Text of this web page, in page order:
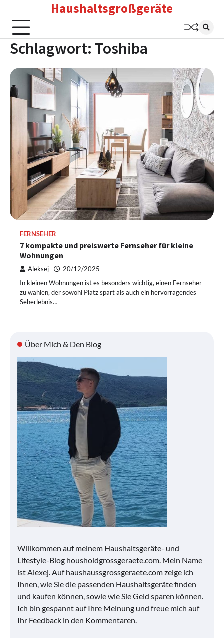
content
Haushaltsgroßgeräte
Schlagwort: Toshiba
FERNSEHER
7 kompakte und preiswerte Fernseher für kleine
Wohnungen
Aleksej 20/12/2025
In kleinen Wohnungen ist es besonders wichtig, einen Fernseher
zu wählen, der sowohl Platz spart als auch ein hervorragendes
Seherlebnis…
Über Mich & Den Blog
Willkommen auf meinem Haushaltsgeräte- und
Lifestyle-Blog housholdgrossgeraete.com. Mein Name
ist Alexej. Auf haushaussgrossgeraete.com zeige ich
Ihnen, wie Sie die passenden Haushaltsgeräte finden
und kaufen können, sowie wie Sie Geld sparen können.
Ich bin gespannt auf Ihre Meinung und freue mich auf
Ihr Feedback in den Kommentaren.